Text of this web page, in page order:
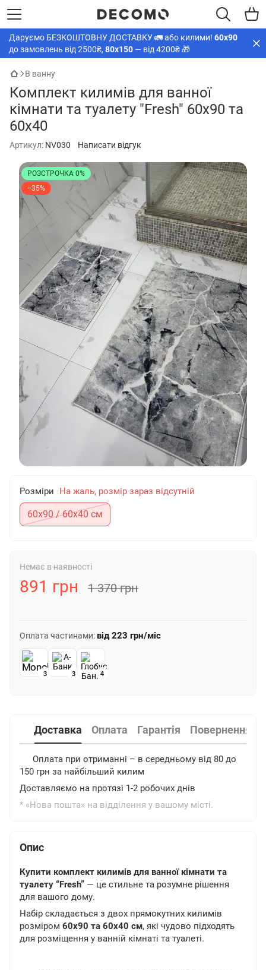
Даруємо БЕЗКОШТОВНУ ДОСТАВКУ 🚛 або килими! 60х90
до замовлень від 2500₴, 80х150 — від 4200₴ 🎁
В ванну
Комплект килимів для ванної
кімнати та туалету "Fresh" 60х90 та
60х40
Артикул: NV030 Написати відгук
РОЗСТРОЧКА 0%
−35%
Розміри На жаль, розмір зараз відсутній
60х90 / 60х40 см
Немає в наявності
891 грн 1 370 грн
Оплата частинами: від223 грн/міс
3 3 4
Доставка Оплата Гарантія Повернення
Оплата при отриманні – в середньому від 80 до
150 грн за найбільший килим
Доставляємо на протязі 1-2 робочих днів
* «Нова пошта» на відділення у вашому місті.
Опис
Купити комплект килимів для ванної кімнати та
туалету “Fresh” — це стильне та розумне рішення
для вашого дому.
Набір складається з двох прямокутних килимів
розміром 60х90 та 60х40 см, які чудово підходять
для розміщення у ванній кімнаті та туалеті.